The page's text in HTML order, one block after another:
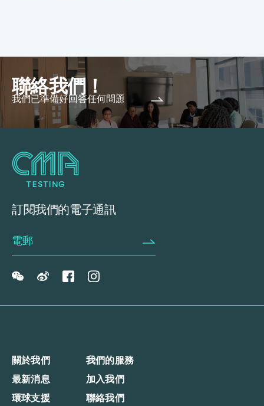
聯絡我們！
我們已準備好回答任何問題
訂閱我們的電子通訊
關於我們
我們的服務
最新消息
加入我們
環球支援
聯絡我們